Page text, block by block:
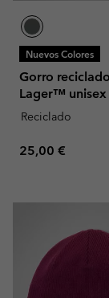
Nuevos Colores
Gorro
Lager™ unisex
Reciclado
Regular price:
25,00 €